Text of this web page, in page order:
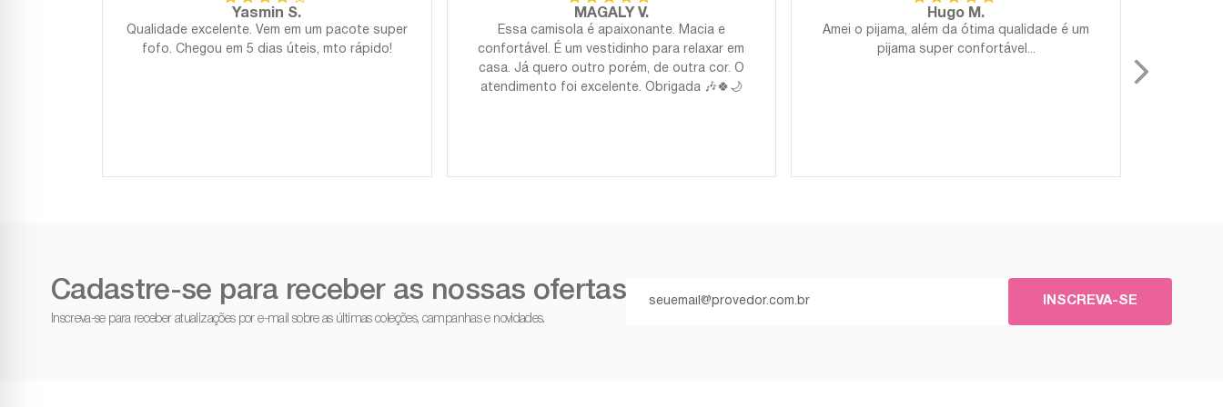
Yasmin S.
Qualidade excelente. Vem em um pacote super
fofo. Chegou em 5 dias úteis, mto rápido!
MAGALY V.
Essa camisola é apaixonante. Macia e
confortável. É um vestidinho para relaxar em
casa. Já quero outro porém, de outra cor. O
atendimento foi excelente. Obrigada 🎶🍀🌙
Hugo M.
Amei o pijama, além da ótima qualidade é um
pijama super confortável...
Cadastre-se para receber as nossas ofertas
Inscreva-se para receber atualizações por e-mail sobre as últimas coleções, campanhas e novidades.
INSCREVA-SE